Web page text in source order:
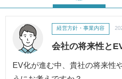
会社の将来性と
経営方針・事業内容
EV化が進む中、貴社の将来性